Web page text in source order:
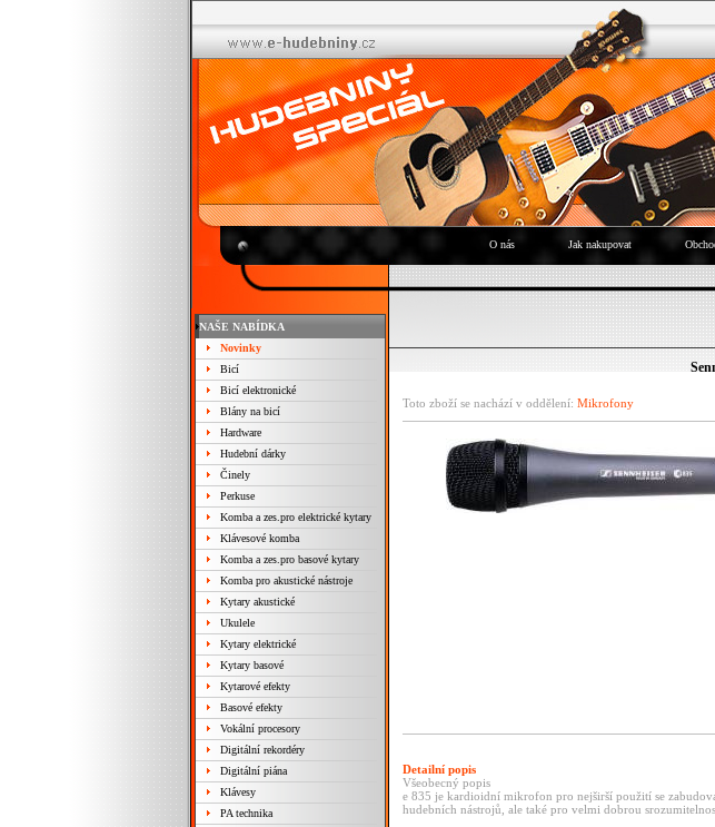
O nás Jak nakupovat
NAŠE NABÍDKA
Novinky
Bicí
Bicí elektronické
Blány na bicí
Hardware
Hudební dárky
Činely
Perkuse
Komba a zes.pro elektrické kytary
Klávesové komba
Komba a zes.pro basové kytary
Komba pro akustické nástroje
Kytary akustické
Ukulele
Kytary elektrické
Kytary basové
Kytarové efekty
Basové efekty
Vokální procesory
Digitální rekordéry
Digitální piána
Klávesy
PA technika
Toto zboží se nachází v oddělení: Mikrofony
Detailní popis
Všeobecný popis
e 835 je kardioidní mikrofon pro nejširší použití se
hudebních nástrojů, ale také pro velmi dobrou